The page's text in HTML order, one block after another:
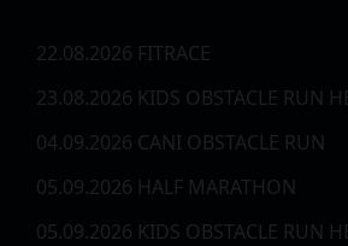
22.08.2026 FITRACE
23.08.2026 KIDS OBSTACLE RUN
04.09.2026 CANI OBSTACLE RUN
05.09.2026 HALF MARATHON
05.09.2026 KIDS OBSTACLE RUN